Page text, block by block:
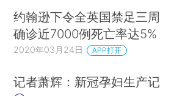
约翰逊下令全英国禁足三周
确诊近7000例死亡率达5%
2020年03月24日 APP打开
记者萧辉：新冠孕妇生产记